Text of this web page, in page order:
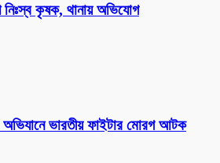
কৃষক, থানায় অভিযোগ
অভিযানে ভারতীয় ফাইটার মোরগ আটক